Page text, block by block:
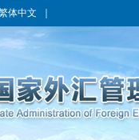
体中文